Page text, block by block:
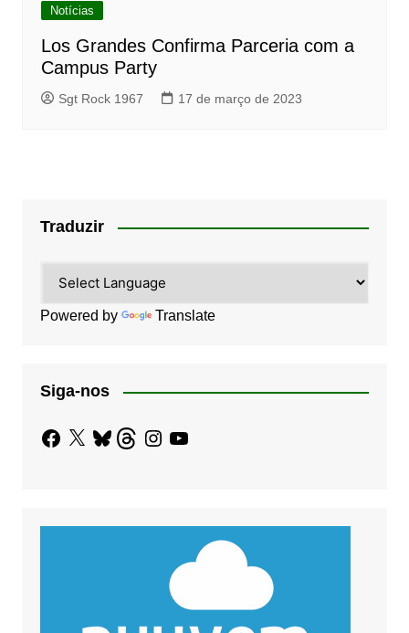
Notícias
Los Grandes Confirma Parceria com a
Campus Party
Sgt Rock 1967 17 de março de 2023
Traduzir
Powered by Translate
Siga-nos
Facebook
X BlueskyThreadsInstagram
YouTube